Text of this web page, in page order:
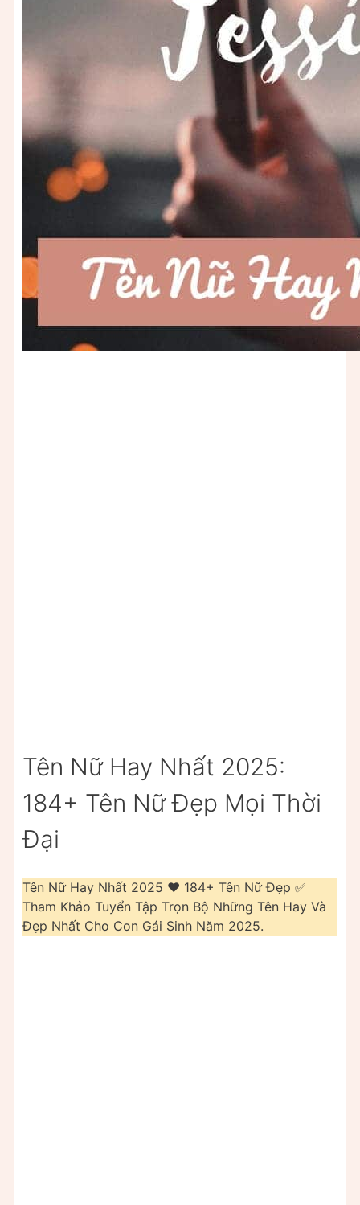
Tên Nữ Hay Nhất 2025:
184+ Tên Nữ Đẹp Mọi Thời
Đại
Tên Nữ Hay Nhất 2025 ❤️️ 184+ Tên Nữ Đẹp ✅
Tham Khảo Tuyển Tập Trọn Bộ Những Tên Hay Và
Đẹp Nhất Cho Con Gái Sinh Năm 2025.